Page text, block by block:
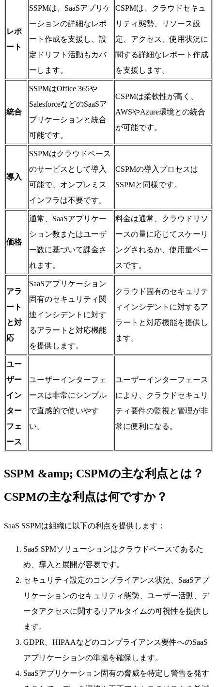
レポ
ート
SSPMは、SaaSアプリケ
ーションの詳細なレポ
ート作成を支援し、設
定ドリフト活動もカバ
ーします。
CSPMは、クラウドセキュ
リティ態勢、リソース設
定、アクセス、使用状況に
関する詳細なレポート作成
を支援します。
統合
SSPMはOffice 365や
SalesforceなどのSaaSア
プリケーションと統合
可能です。
CSPMは柔軟性が高く、
AWSやAzure環境との統合
が可能です。
導入
SSPMはクラウドベース
のサービスとして導入
可能で、オンプレミス
インフラは不要です。
CSPMの導入プロセスは
SSPMと同様です。
価格
通常、SaaSアプリケー
ション数またはユーザ
ー数に基づいて課金さ
れます。
料金は通常、クラウドリソ
ースの量に応じてスケーリ
ングされるか、使用量ベー
スです。
アラ
ート
と対
応
SaaSアプリケーション
固有のセキュリティ関
連インシデントに対す
るアラートと対応機能
を提供します。
クラウド固有のセキュリテ
ィインシデントに対するア
ラートと対応機能を提供し
ます。
ユー
ザー
イン
ター
フェ
ース
ユーザーインターフェ
ースは非常にシンプル
で直感的で使いやす
い。
ユーザーインターフェース
により、クラウドセキュリ
ティ要件の監視と管理が非
常に便利になる。
SSPM &amp; CSPMの主な利点とは？
CSPMの主な利点は何ですか？
SaaS SSPMは組織に以下の利点を提供します：
SaaS SPMソリューションはクラウドベースであるた
め、導入と展開が容易です。
セキュリティ設定のコンプライアンス状況、SaaSアプ
リケーションのセキュリティ態勢、ユーザー活動、デ
ータアクセスに関するリアルタイムの可視性を提供し
ます。
GDPR、HIPAAなどのコンプライアンス要件へのSaaS
アプリケーションの準拠を確保します。
SaaSアプリケーション固有の脅威を特定し警告を発す